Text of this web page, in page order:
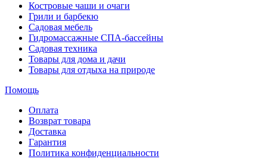
Костровые чаши и очаги
Грили и барбекю
Садовая мебель
Гидромассажные СПА-бассейны
Садовая техника
Товары для дома и дачи
Товары для отдыха на природе
Помощь
Оплата
Возврат товара
Доставка
Гарантия
Политика конфиденциальности